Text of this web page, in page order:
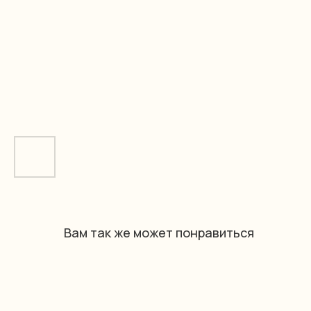
Вам так же может понравиться